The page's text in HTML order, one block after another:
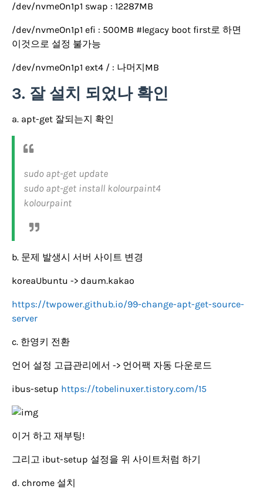
/dev/nvmeOn1p1 swap : 12287MB
/dev/nvmeOn1p1 efi : 500MB #legacy boot first로 하면
이것으로 설정 불가능
/dev/nvmeOn1p1 ext4 / : 나머지MB
3. 잘 설치 되었나 확인
a. apt-get 잘되는지 확인
sudo apt-get update
sudo apt-get install kolourpaint4
kolourpaint
b. 문제 발생시 서버 사이트 변경
koreaUbuntu -> daum.kakao
https://twpower.github.io/99-change-apt-get-source-
server
c. 한영키 전환
언어 설정 고급관리에서 -> 언어팩 자동 다운로드
ibus-setup https://tobelinuxer.tistory.com/15
이거 하고 재부팅!
그리고 ibut-setup 설정을 위 사이트처럼 하기
d. chrome 설치